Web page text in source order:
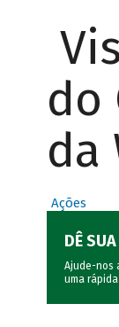
do
da
Ações
DÊ
Ajude-nos
uma rápida